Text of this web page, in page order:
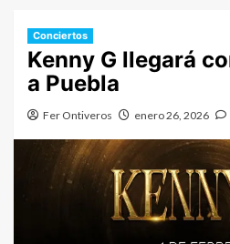
Conciertos
Kenny G llegará
a Puebla
Fer Ontiveros enero 26, 2026